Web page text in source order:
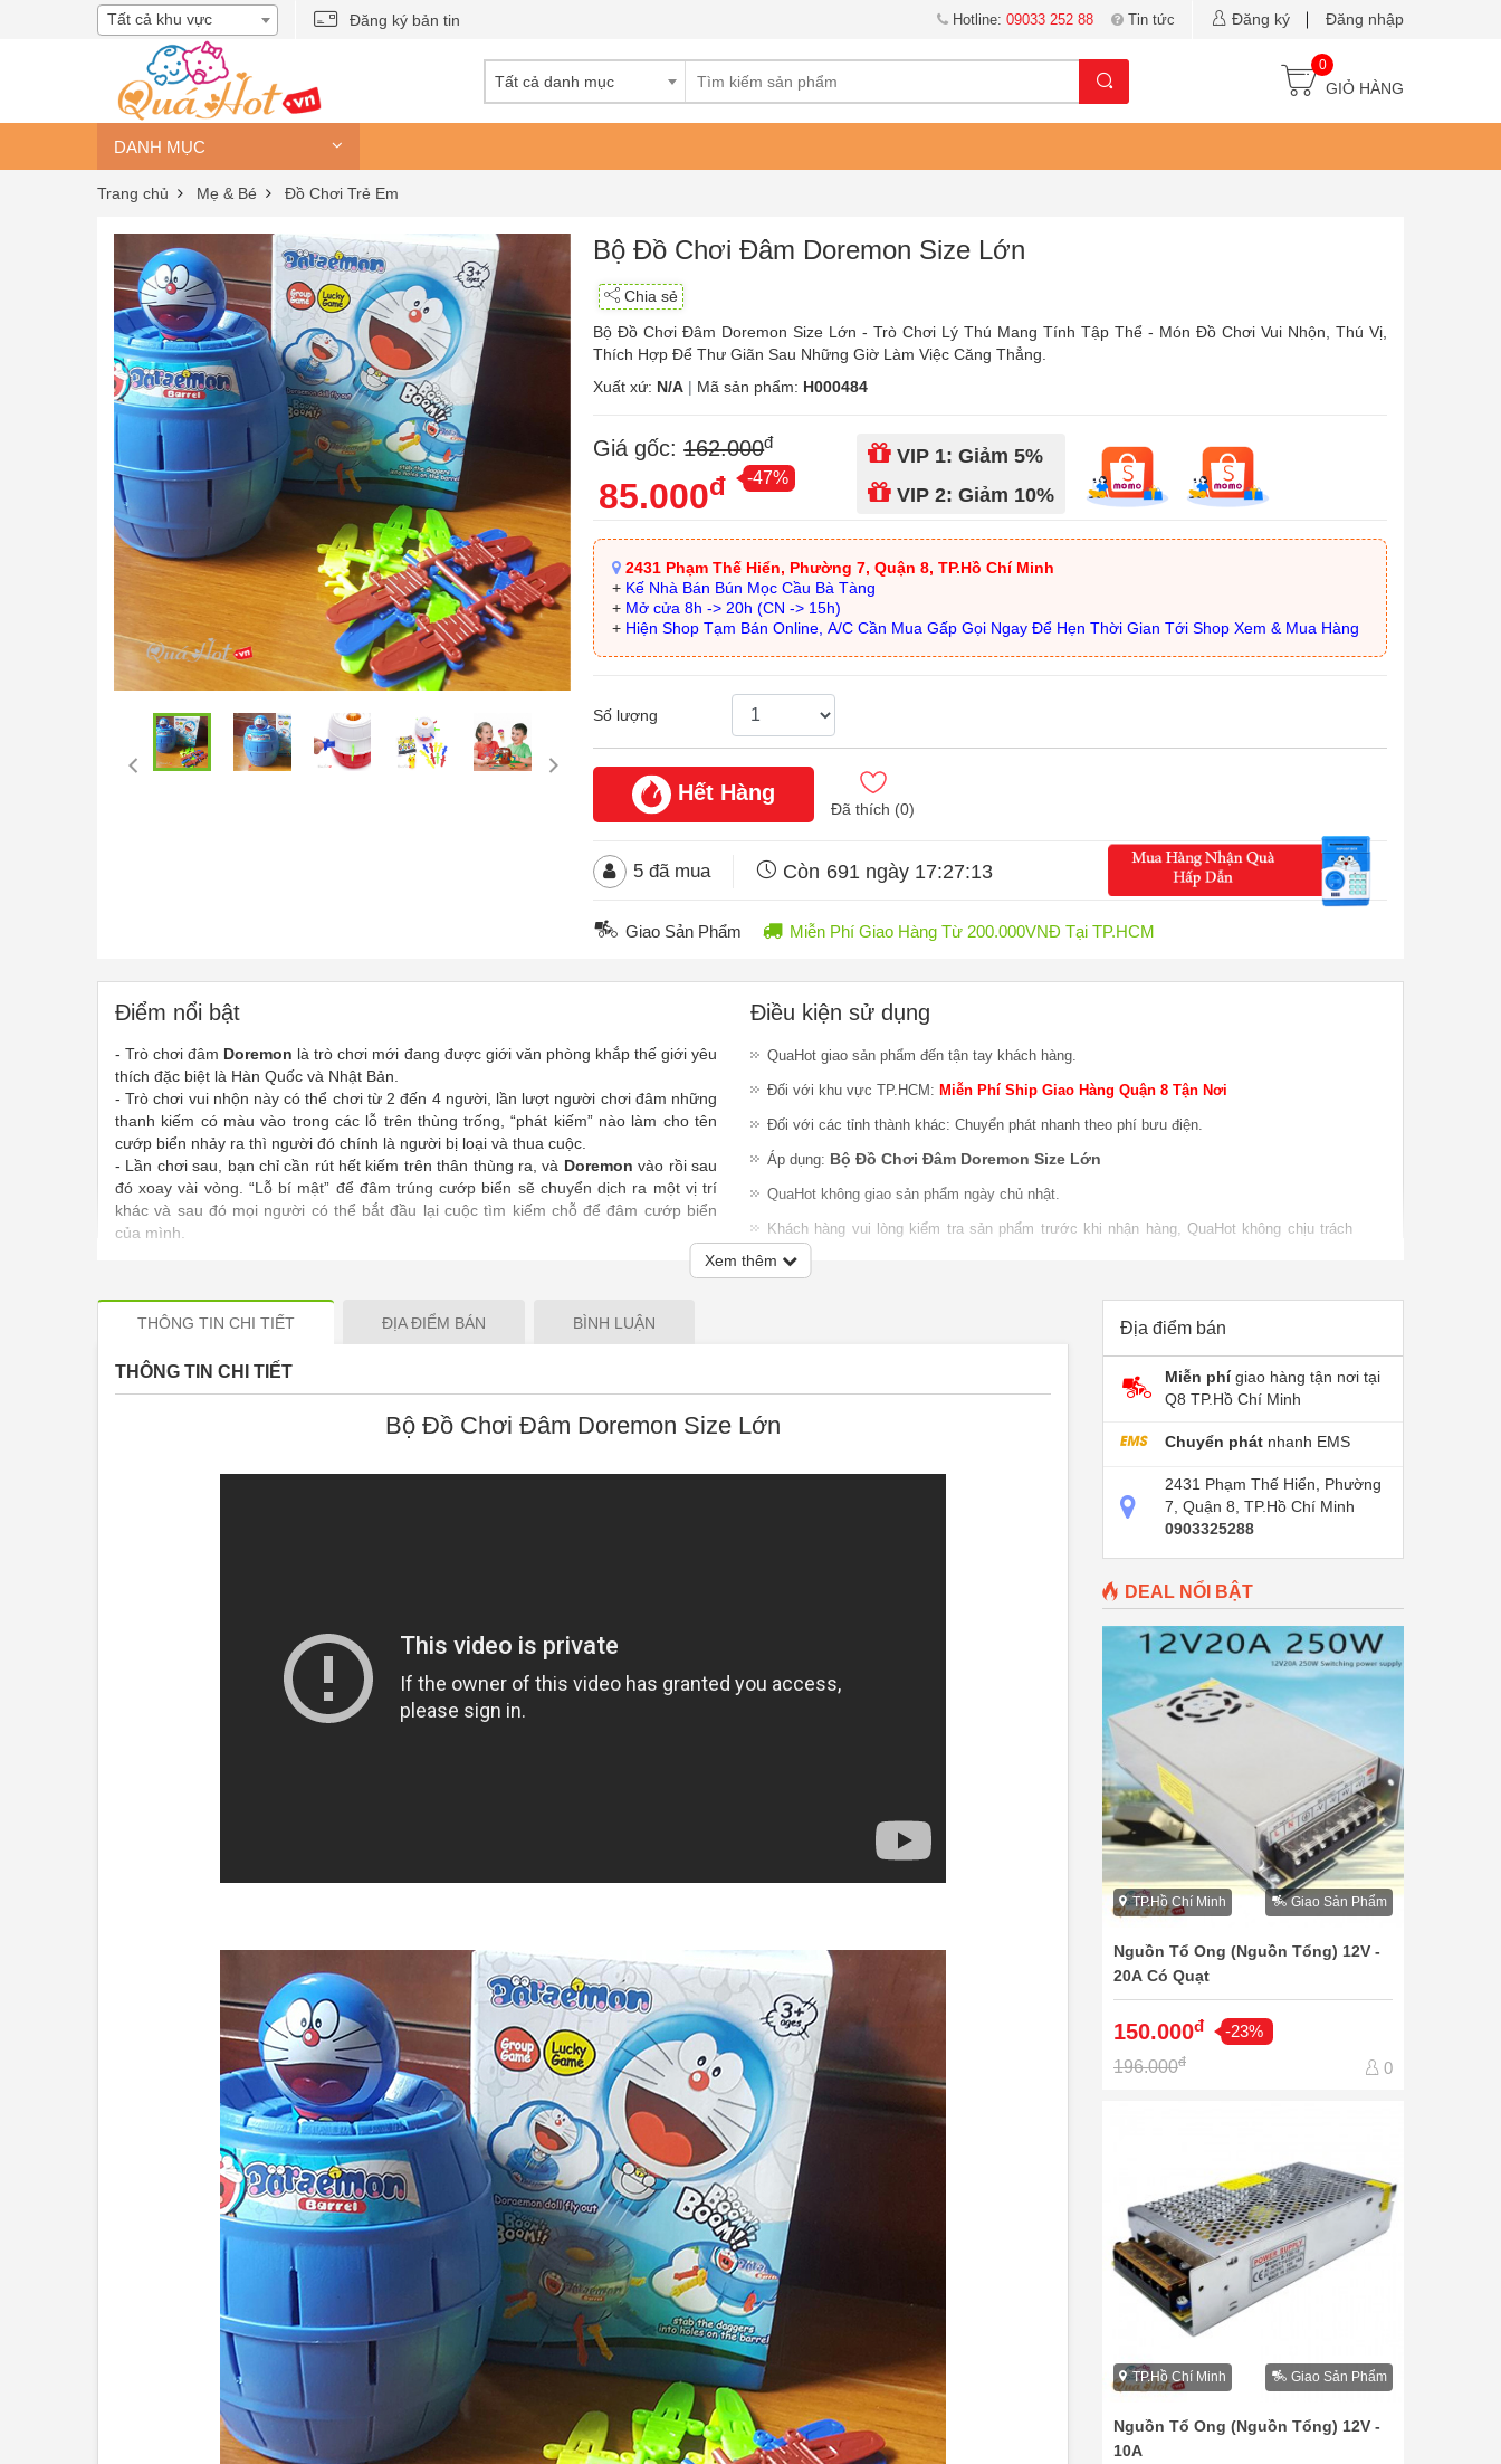
Tất cả khu vực Đăng ký bản tin Hotline: 09033 252 88 Tin tức Đăng ký Đăng nhập
Tất cả danh mục
0
GIỎ HÀNG
DANH MỤC
Trang chủ Mẹ & Bé Đồ Chơi Trẻ Em
Bộ Đồ Chơi Đâm Doremon Size Lớn
Chia sẻ
Bộ Đồ Chơi Đâm Doremon Size Lớn - Trò Chơi Lý Thú Mang Tính Tập Thể - Món Đồ Chơi Vui Nhộn, Thú Vị,
Thích Hợp Để Thư Giãn Sau Những Giờ Làm Việc Căng Thẳng.
Xuất xứ: N/A | Mã sản phẩm: H000484
Giá gốc:162.000đ
85.000đ -47%
VIP 1: Giảm 5%
VIP 2: Giảm 10%
2431 Phạm Thế Hiển, Phường 7, Quận 8, TP.Hồ Chí Minh
+ Kế Nhà Bán Bún Mọc Cầu Bà Tàng
+ Mở cửa 8h -> 20h (CN -> 15h)
+ Hiện Shop Tạm Bán Online, A/C Cần Mua Gấp Gọi Ngay Để Hẹn Thời Gian Tới Shop Xem & Mua Hàng
Số lượng
Hết Hàng
Đã thích (0)
5đã mua Còn 691 ngày 17:27:12
Giao Sản Phẩm Miễn Phí Giao Hàng Từ 200.000VNĐ Tại TP.HCM
Điểm nổi bật
- Trò chơi đâm Doremon là trò chơi mới đang được giới văn phòng khắp thế giới yêu
thích đặc biệt là Hàn Quốc và Nhật Bản.
- Trò chơi vui nhộn này có thể chơi từ 2 đến 4 người, lần lượt người chơi đâm những
thanh kiếm có màu vào trong các lỗ trên thùng trống, “phát kiếm” nào làm cho tên
cướp biển nhảy ra thì người đó chính là người bị loại và thua cuộc.
- Lần chơi sau, bạn chỉ cần rút hết kiếm trên thân thùng ra, và Doremon vào rồi sau
đó xoay vài vòng. “Lỗ bí mật” để đâm trúng cướp biển sẽ chuyển dịch ra một vị trí
khác và sau đó mọi người có thể bắt đầu lại cuộc tìm kiếm chỗ để đâm cướp biển
của mình.
vào trong chiếc thùng, sau đó ấn xuống
cho đến khi nó dính chặt vào trong thùng. Mỗi người chơi chọn lấy cho mình một
màu, và lấy tất cả dao găm cùng màu. Chọn một người chơi bắt đầu, và sau đó lần
lượt người tiếp theo chơi theo chiều kim đồng hồ.
- Một trò chơi cho tất cả mọi người cực kỳ lôi cuốn và vui vẻ và cũng rất hồi hộp.
Điều kiện sử dụng
QuaHot giao sản phẩm đến tận tay khách hàng.
Đối với khu vực TP.HCM: Miễn Phí Ship Giao Hàng Quận 8 Tận Nơi
Đối với các tỉnh thành khác: Chuyển phát nhanh theo phí bưu điện.
Áp dụng: Bộ Đồ Chơi Đâm Doremon Size Lớn​
QuaHot không giao sản phẩm ngày chủ nhật.
Khách hàng vui lòng kiểm tra sản phẩm trước khi nhận hàng, QuaHot không chịu trách
nhiệm đổi trả sản phẩm sau khi giao hàng.
Xem thêm
THÔNG TIN CHI TIẾT ĐỊA ĐIỂM BÁN BÌNH LUẬN
THÔNG TIN CHI TIẾT
Bộ Đồ Chơi Đâm Doremon Size Lớn
Địa điểm bán
Miễn phígiao hàng tận nơi tại
Q8 TP.Hồ Chí Minh
Chuyển phát nhanh EMS
2431 Phạm Thế Hiển, Phường
7, Quận 8, TP.Hồ Chí Minh
0903325288
DEAL NỔI BẬT
TP.Hồ Chí Minh Giao Sản Phẩm
Nguồn Tổ Ong (Nguồn Tổng) 12V -
20A Có Quạt
150.000đ
-23%
196.000đ 0
TP.Hồ Chí Minh Giao Sản Phẩm
Nguồn Tổ Ong (Nguồn Tổng) 12V -
10A